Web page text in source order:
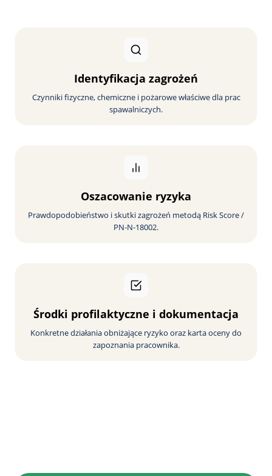
Identyfikacja zagrożeń
Czynniki fizyczne, chemiczne i pożarowe właściwe dla prac
spawalniczych.
Oszacowanie ryzyka
Prawdopodobieństwo i skutki zagrożeń metodą Risk Score /
PN-N-18002.
Środki profilaktyczne i dokumentacja
Konkretne działania obniżające ryzyko oraz karta oceny do
zapoznania pracownika.